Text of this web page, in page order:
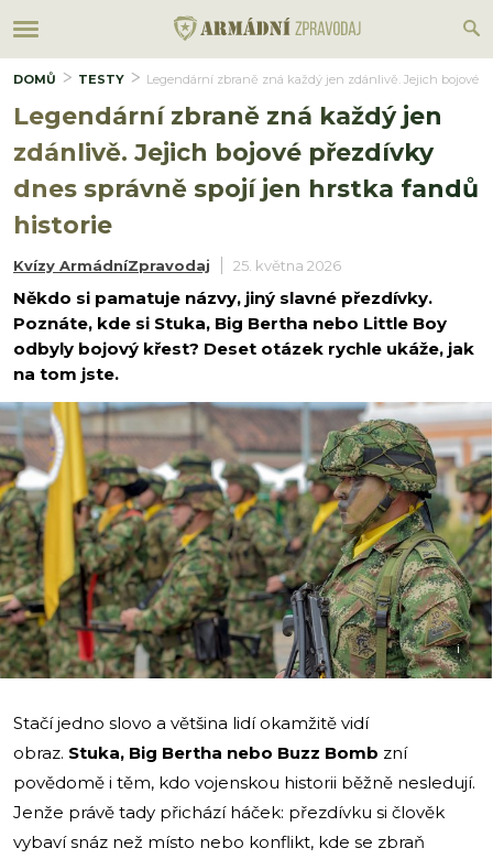
DOMŮ TESTY Legendární zbraně zná každý jen zdánlivě. Jejich bojové
Legendární zbraně zná každý jen
zdánlivě. Jejich bojové přezdívky
dnes správně spojí jen hrstka fandů
historie
Kvízy ArmádníZpravodaj 25. května 2026
Někdo si pamatuje názvy, jiný slavné přezdívky.
Poznáte, kde si Stuka, Big Bertha nebo Little Boy
odbyly bojový křest? Deset otázek rychle ukáže, jak
na tom jste.
i
Stačí jedno slovo a většina lidí okamžitě vidí
obraz. Stuka, Big Bertha nebo Buzz Bomb zní
povědomě i těm, kdo vojenskou historii běžně nesledují.
Jenže právě tady přichází háček: přezdívku si člověk
vybaví snáz než místo nebo konflikt, kde se zbraň